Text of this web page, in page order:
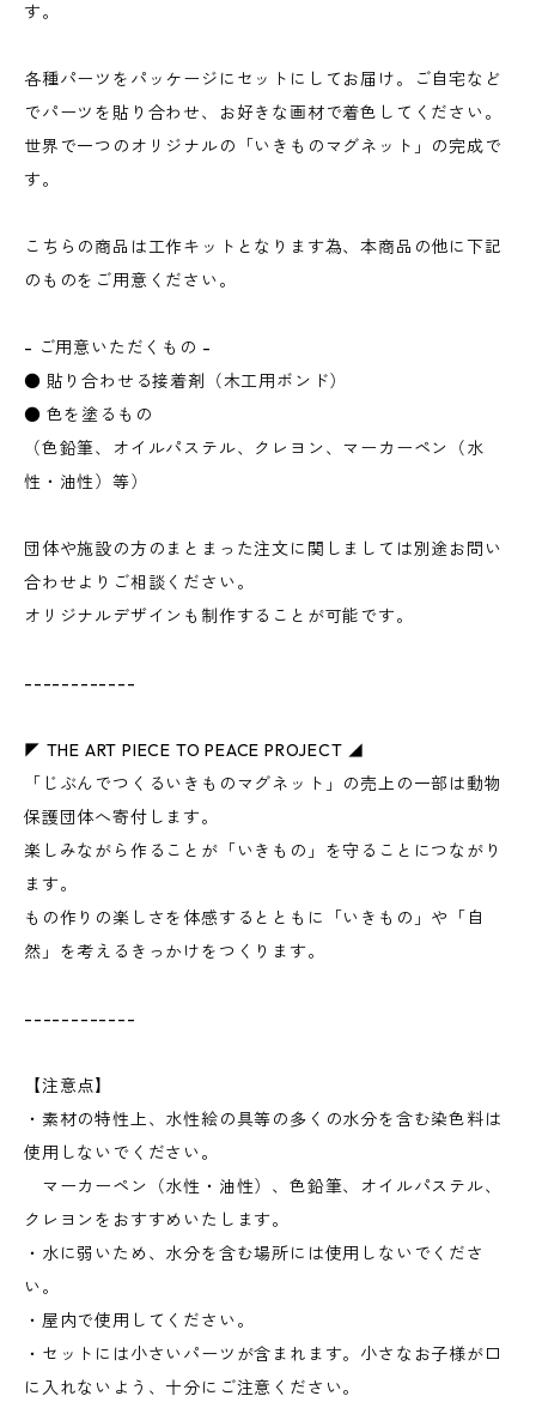
す。
各種パーツをパッケージにセットにしてお届け。ご自宅など
でパーツを貼り合わせ、お好きな画材で着色してください。
世界で一つのオリジナルの「いきものマグネット」の完成で
す。
こちらの商品は工作キットとなります為、本商品の他に下記
のものをご用意ください。
- ご用意いただくもの -
● 貼り合わせる接着剤（木工用ボンド）
● 色を塗るもの
（色鉛筆、オイルパステル、クレヨン、マーカーペン（水
性・油性）等）
団体や施設の方のまとまった注文に関しましては別途お問い
合わせよりご相談ください。
オリジナルデザインも制作することが可能です。
------------
◤ THE ART PIECE TO PEACE PROJECT ◢
「じぶんでつくるいきものマグネット」の売上の一部は動物
保護団体へ寄付します。
楽しみながら作ることが「いきもの」を守ることにつながり
ます。
もの作りの楽しさを体感するとともに「いきもの」や「自
然」を考えるきっかけをつくります。
------------
【注意点】
・素材の特性上、水性絵の具等の多くの水分を含む染色料は
使用しないでください。
マーカーペン（水性・油性）、色鉛筆、オイルパステル、
クレヨンをおすすめいたします。
・水に弱いため、水分を含む場所には使用しないでくださ
い。
・屋内で使用してください。
・セットには小さいパーツが含まれます。小さなお子様が口
に入れないよう、十分にご注意ください。